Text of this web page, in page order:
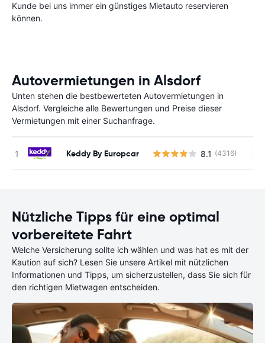
Kunde bei uns immer ein günstiges Mietauto reservieren
können.
Autovermietungen in Alsdorf
Unten stehen die bestbewerteten Autovermietungen in
Alsdorf. Vergleiche alle Bewertungen und Preise dieser
Vermietungen mit einer Suchanfrage.
Keddy By Europcar 8.1 (4316)
Nützliche Tipps für eine optimal
vorbereitete Fahrt
Welche Versicherung sollte ich wählen und was hat es mit der
Kaution auf sich? Lesen Sie unsere Artikel mit nützlichen
Informationen und Tipps, um sicherzustellen, dass Sie sich für
den richtigen Mietwagen entscheiden.